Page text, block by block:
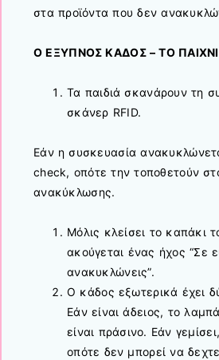
στα προϊόντα που δεν
Ο ΕΞΥΠΝΟΣ ΚΑΔΟΣ – ΤΟ
Τα παιδιά σκανάρουν τη
σκάνερ RFID.
Εάν η συσκευασία
check, οπότε την τοποθετούν
ανακύκλωσης.
Μόλις κλείσει το καπάκι
ακούγεται ένας ήχος “Σε
ανακυκλώνεις”.
Ο κάδος εξωτερικά έχει
Εάν είναι άδειος, το
είναι πράσινο. Εάν
οπότε δεν μπορεί να